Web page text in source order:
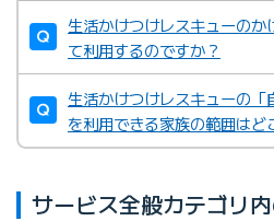
生活かけつけレスキューのか
て利用するのですか？
生活かけつけレスキューの
を利用できる家族の範囲はど
サービス全般カテゴリ